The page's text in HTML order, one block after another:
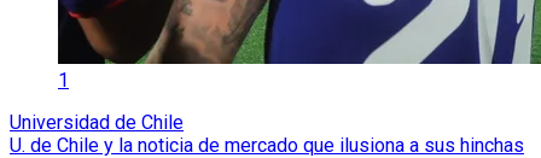
1
Universidad de Chile
U. de Chile y la noticia de mercado que ilusiona a sus hinchas